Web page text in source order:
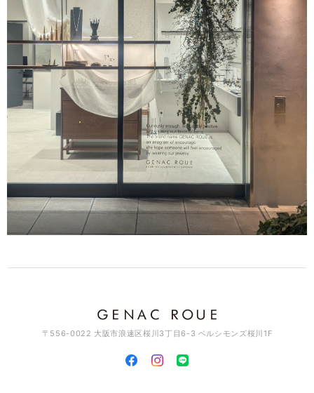
バーチャームリング / silver R075
2026/03/28
デザインが素敵で、また丁寧に対応頂きました。
このたびはGENAC ROUEをご愛顧いただきありがとうご
ざいました。 お気に召して頂き大変嬉しく思います。 ま
た機会がございましたらよろしくお願いいたします。 あり
がとうございました。
アソートチャームリング / silver×brass R061
素敵なデザインでとっても可愛いです♡ これから沢山使って行きますね
このたびはGENAC ROUEをご愛顧いただきありがとうご
す。ありがとうございました。
スワッグイヤカフ LSバーティカル / brass C129
〒556-0022 大阪市浪速区桜川3丁目6-3 ベルシモンズ桜川1F